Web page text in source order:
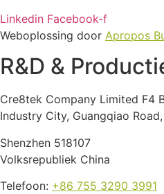
Linkedin Facebook-f
Weboplossing door Apropos
R&D &
Cre8tek Company Limited F4
Industry City, Guangqiao
Shenzhen 518107
Volksrepubliek China
Telefoon: +86 755 3290 3991